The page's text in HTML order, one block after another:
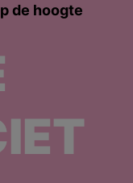
de hoogte